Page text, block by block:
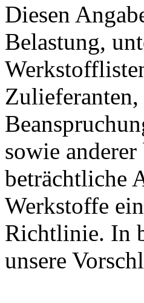
Diesen
Belastung,
Zulieferanten,
sowie
beträchtliche
Werkstoffe
Richtlinie. In
unsere